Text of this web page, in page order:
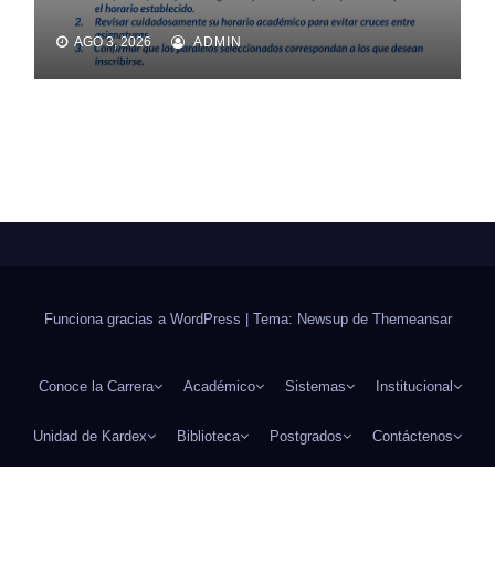
AGO 3, 2026 ADMIN
Funciona gracias a WordPress | Tema: Newsup de Themeansar
Conoce la Carrera Académico Sistemas Institucional
Unidad de Kardex Biblioteca Postgrados Contáctenos